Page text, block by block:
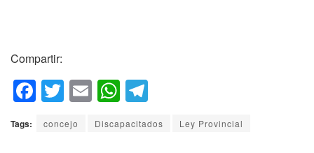
Compartir:
F
c
T
wi
tt
E
m
ail
W
at
el
e
Tags: concejo Discapacitados Ley Provincial